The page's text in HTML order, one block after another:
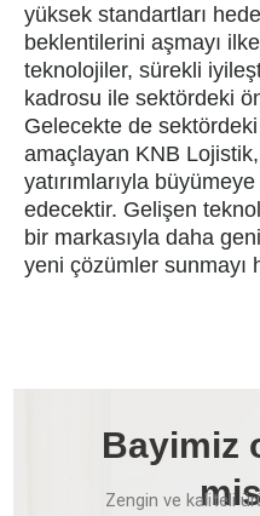
yüksek standartları
beklentilerini aşmayı
teknolojiler, sürekli
kadrosu ile sektördeki
Gelecekte de
amaçlayan KNB
yatırımlarıyla
edecektir. Gelişen
bir markasıyla daha
yeni çözümler sunmayı
Bayimiz
Zengin ve kaliteli